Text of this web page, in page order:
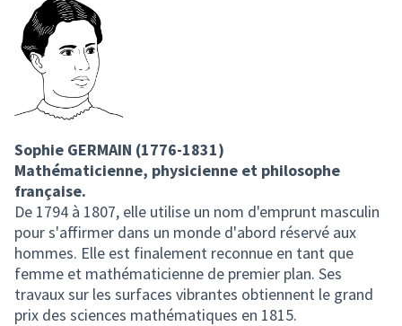
Sophie GERMAIN (1776-1831)
Mathématicienne, physicienne et philosophe
française.
De 1794 à 1807, elle utilise un nom d'emprunt masculin
pour s'affirmer dans un monde d'abord réservé aux
hommes. Elle est finalement reconnue en tant que
femme et mathématicienne de premier plan. Ses
travaux sur les surfaces vibrantes obtiennent le grand
prix des sciences mathématiques en 1815.